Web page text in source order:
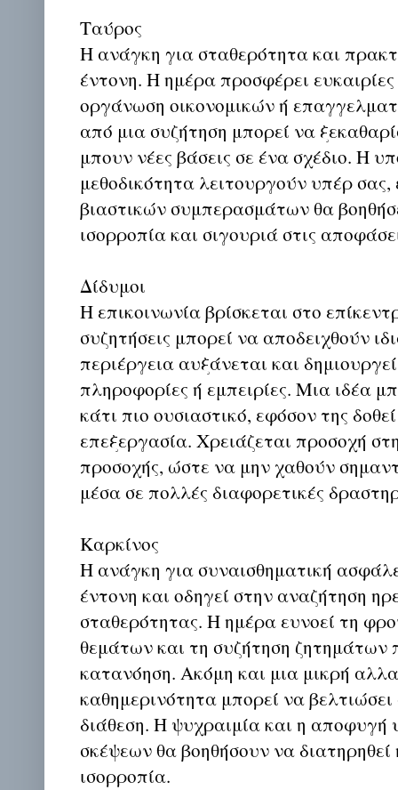
Ταύρος
Η ανάγκη για σταθερότητα και
έντονη. Η ημέρα προσφέρει
οργάνωση οικονομικών ή
από μια συζήτηση μπορεί να
μπουν νέες βάσεις σε ένα σχέδιο. Η
μεθοδικότητα λειτουργούν υπέρ
βιαστικών συμπερασμάτων θα
ισορροπία και σιγουριά στις
Δίδυμοι
Η επικοινωνία βρίσκεται στο
συζητήσεις μπορεί να αποδειχθούν
περιέργεια αυξάνεται και
πληροφορίες ή εμπειρίες. Μια ιδέα
κάτι πιο ουσιαστικό, εφόσον της
επεξεργασία. Χρειάζεται προσοχή
προσοχής, ώστε να μην χαθούν
μέσα σε πολλές διαφορετικές
Καρκίνος
Η ανάγκη για συναισθηματική
έντονη και οδηγεί στην αναζήτηση
σταθερότητας. Η ημέρα ευνοεί τη
θεμάτων και τη συζήτηση ζητημάτων
κατανόηση. Ακόμη και μια μικρή
καθημερινότητα μπορεί να
διάθεση. Η ψυχραιμία και η αποφυγή
σκέψεων θα βοηθήσουν να διατηρηθεί
ισορροπία.